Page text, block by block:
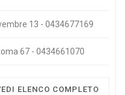
13 - 0434677169
67 - 0434661070
ELENCO COMPLETO